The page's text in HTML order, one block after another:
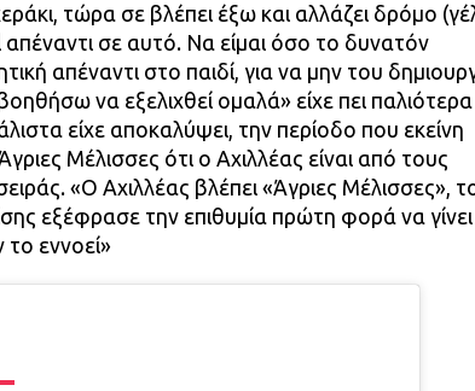
τώρα σε βλέπει έξω και αλλάζει δρόμο
σε αυτό. Να είμαι όσο το δυνατόν
απέναντι στο παιδί, για να μην του
να εξελιχθεί ομαλά» είχε πει
είχε αποκαλύψει, την περίοδο που εκείνη
Μέλισσες ότι ο Αχιλλέας είναι από τους
«Ο Αχιλλέας βλέπει «Άγριες Μέλισσες»,
εξέφρασε την επιθυμία πρώτη φορά να γίνει
εννοεί»